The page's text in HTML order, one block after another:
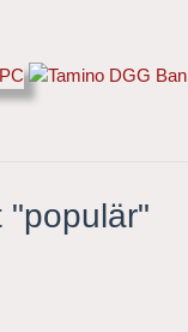
"populär"